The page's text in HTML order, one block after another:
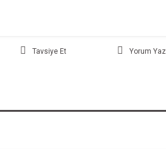
Tavsiye Et Yorum Yaz